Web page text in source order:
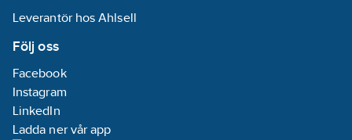
Leverantör hos Ahlsell
Följ oss
Facebook
Instagram
LinkedIn
Ladda ner vår app